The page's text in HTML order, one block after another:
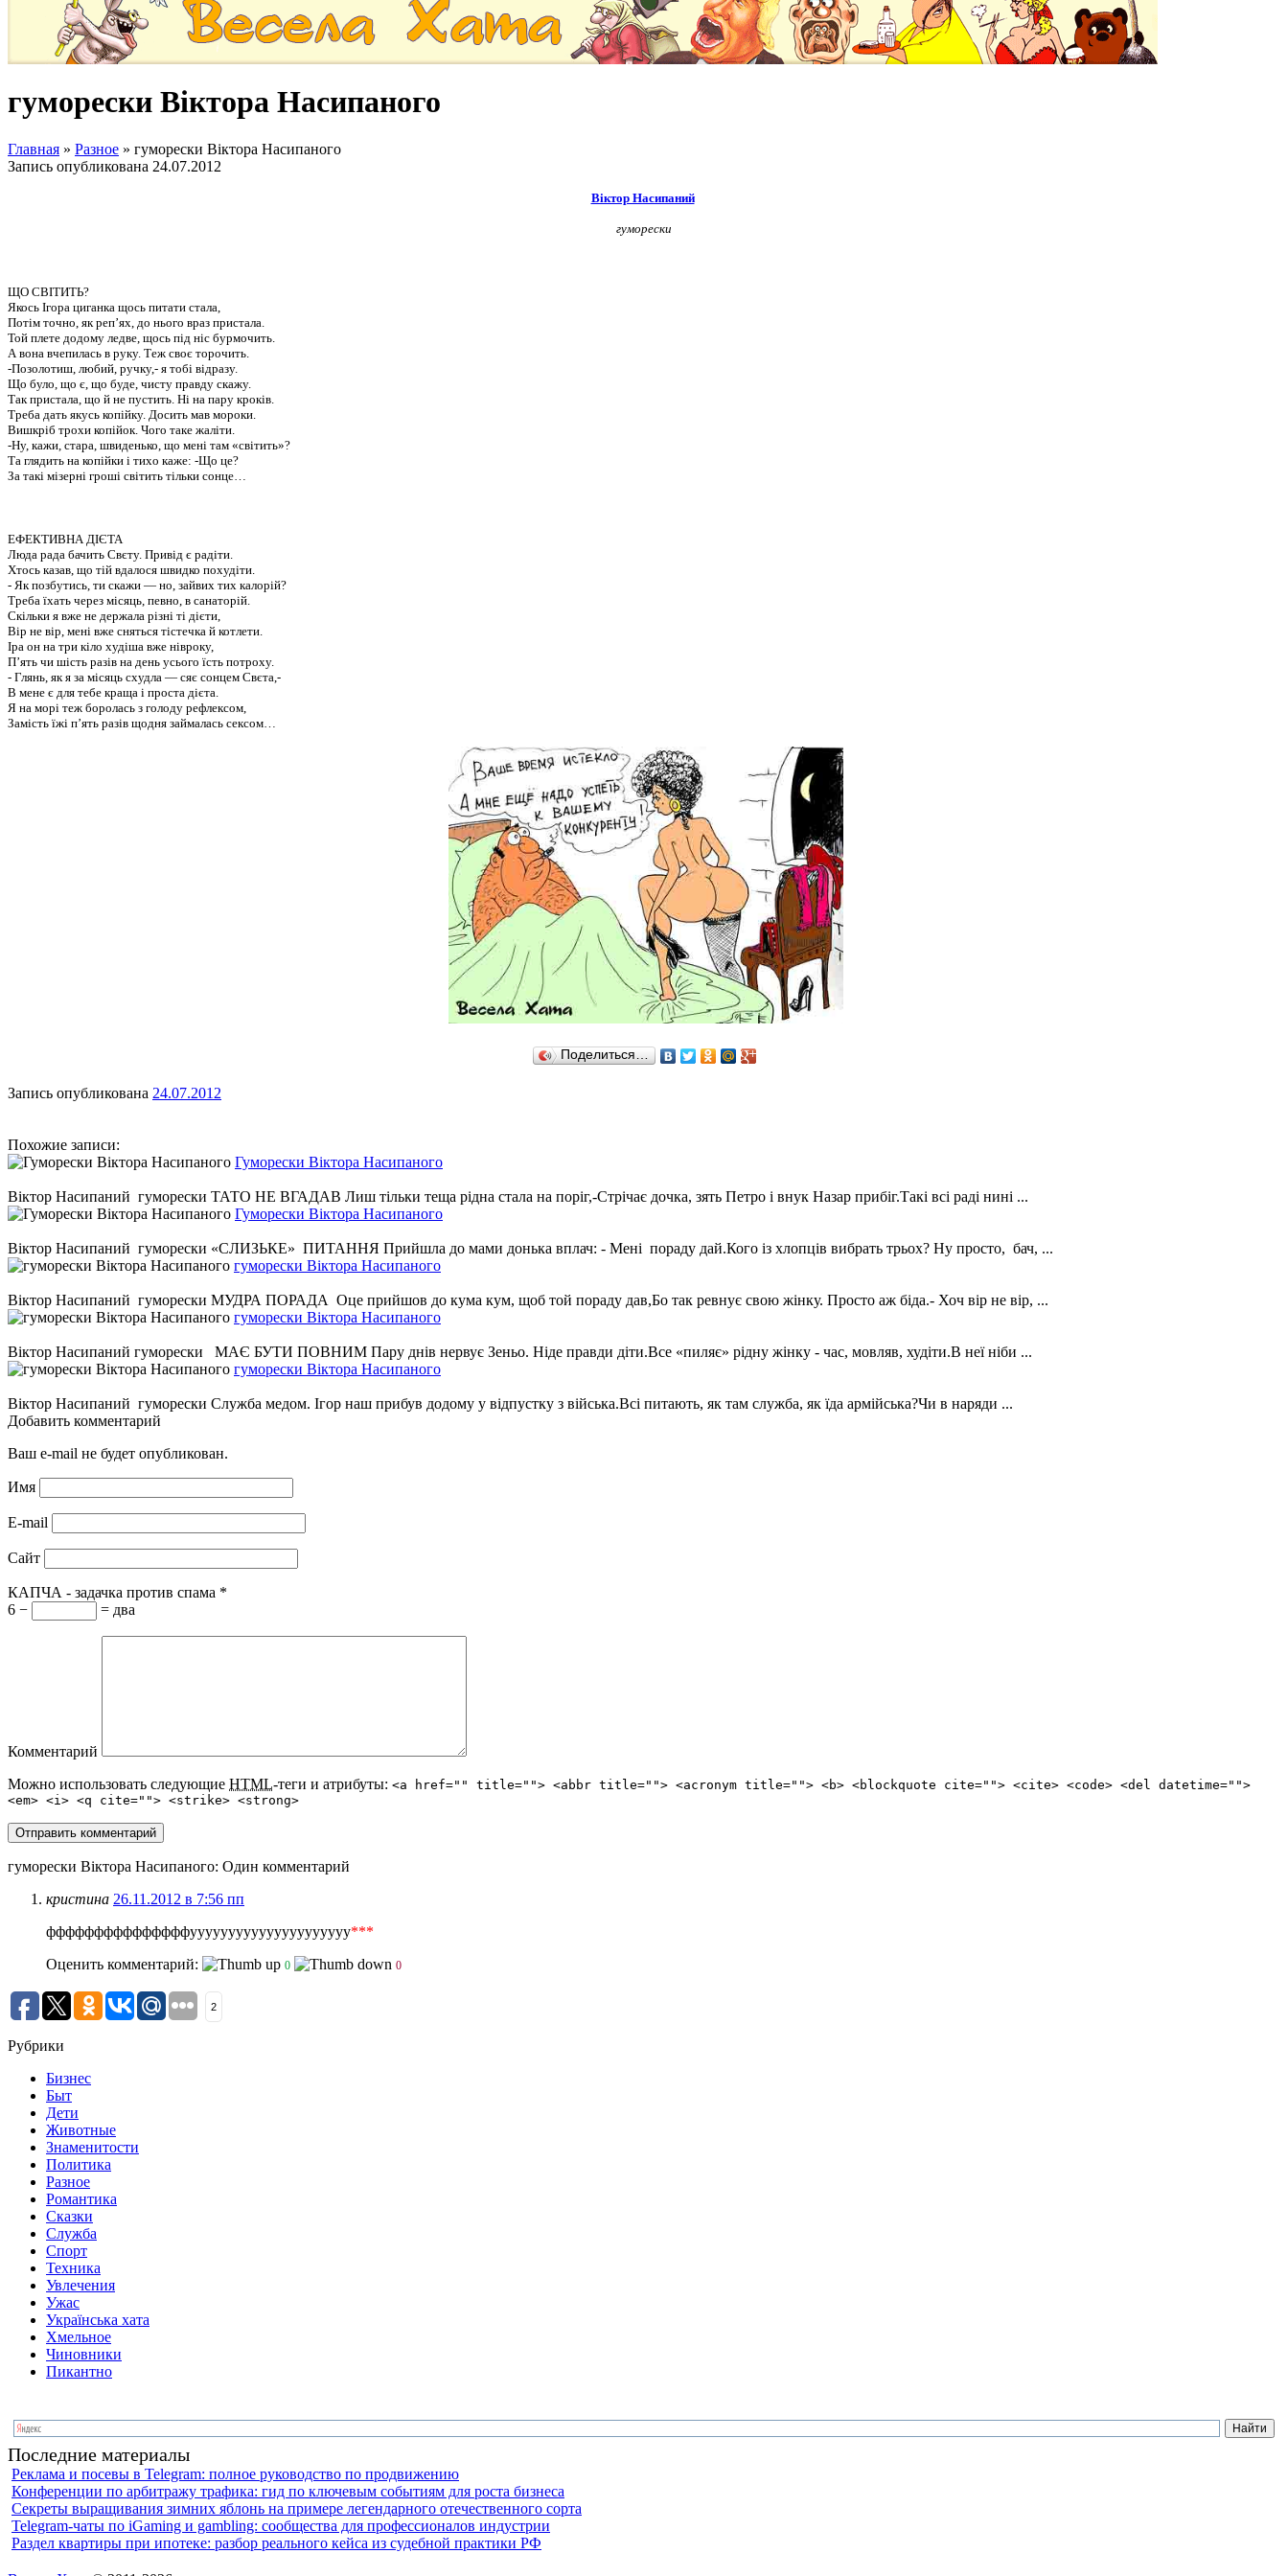
гуморески Віктора Насипаного
Главная » Разное » гуморески Віктора Насипаного
Запись опубликована 24.07.2012
Віктор Насипаний
гуморески
ЩО СВІТИТЬ?
Якось Ігора циганка щось питати стала,
Потім точно, як реп’ях, до нього враз пристала.
Той плете додому ледве, щось під ніс бурмочить.
А вона вчепилась в руку. Теж своє торочить.
-Позолотиш, любий, ручку,- я тобі відразу.
Що було, що є, що буде, чисту правду скажу.
Так пристала, що й не пустить. Ні на пару кроків.
Треба дать якусь копійку. Досить мав мороки.
Вишкріб трохи копійок. Чого таке жаліти.
-Ну, кажи, стара, швиденько, що мені там «світить»?
Та глядить на копійки і тихо каже: -Що це?
За такі мізерні гроші світить тільки сонце…
ЕФЕКТИВНА ДІЄТА
Люда рада бачить Свєту. Привід є радіти.
Хтось казав, що тій вдалося швидко похудіти.
- Як позбутись, ти скажи — но, зайвих тих калорій?
Треба їхать через місяць, певно, в санаторій.
Скільки я вже не держала різні ті дієти,
Вір не вір, мені вже сняться тістечка й котлети.
Іра он на три кіло худіша вже нівроку,
П’ять чи шість разів на день усього їсть потроху.
- Глянь, як я за місяць схудла — сяє сонцем Свєта,-
В мене є для тебе краща і проста дієта.
Я на морі теж боролась з голоду рефлексом,
Замість їжі п’ять разів щодня займалась сексом…
Поделиться…
Запись опубликована 24.07.2012
Похожие записи:
Гуморески Віктора Насипаного
Віктор Насипаний гуморески ТАТО НЕ ВГАДАВ Лиш тільки теща рідна стала на поріг,-Стрічає дочка, зять Петро і внук Назар прибіг.Такі всі раді нині ...
Гуморески Віктора Насипаного
Віктор Насипаний гуморески «СЛИЗЬКЕ» ПИТАННЯ Прийшла до мами донька вплач: - Мені пораду дай.Кого із хлопців вибрать трьох? Ну просто, бач, ...
гуморески Віктора Насипаного
Віктор Насипаний гуморески МУДРА ПОРАДА Оце прийшов до кума кум, щоб той пораду дав,Бо так ревнує свою жінку. Просто аж біда.- Хоч вір не вір, ...
гуморески Віктора Насипаного
Віктор Насипаний гуморески МАЄ БУТИ ПОВНИМ Пару днів нервує Зеньо. Ніде правди діти.Все «пиляє» рідну жінку - час, мовляв, худіти.В неї ніби ...
гуморески Віктора Насипаного
Віктор Насипаний гуморески Служба медом. Ігор наш прибув додому у відпустку з війська.Всі питають, як там служба, як їда армійська?Чи в наряди ...
Добавить комментарий
Ваш e-mail не будет опубликован.
Имя
E-mail
Сайт
КАПЧА - задачка против спама *
6 −
= два
Комментарий
Можно использовать следующие HTML-теги и атрибуты: <a href="" title=""> <abbr title=""> <acronym title=""> <b> <blockquote cite=""> <cite> <code> <del datetime="">
<em> <i> <q cite=""> <strike> <strong>
гуморески Віктора Насипаного: Один комментарий
кристина 26.11.2012 в 7:56 пп
фффффффффффффффууууууууууууууууууууу***
Оценить комментарий:
0 0
2
Рубрики
Бизнес
Быт
Дети
Животные
Знаменитости
Политика
Разное
Романтика
Сказки
Служба
Спорт
Техника
Увлечения
Ужас
Українська хата
Хмельное
Чиновники
Пикантно
Последние материалы
Реклама и посевы в Telegram: полное руководство по продвижению
Конференции по арбитражу трафика: гид по ключевым событиям для роста бизнеса
Секреты выращивания зимних яблонь на примере легендарного отечественного сорта
Telegram-чаты по iGaming и gambling: сообщества для профессионалов индустрии
Раздел квартиры при ипотеке: разбор реального кейса из судебной практики РФ